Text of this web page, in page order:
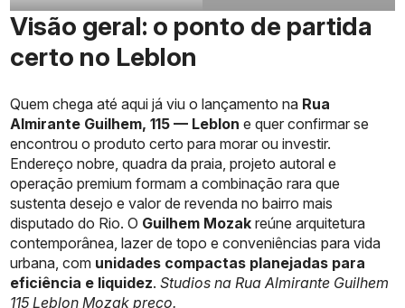
Visão geral: o ponto de partida
certo no Leblon
Quem chega até aqui já viu o lançamento na Rua
Almirante Guilhem, 115 — Leblon e quer confirmar se
encontrou o produto certo para morar ou investir.
Endereço nobre, quadra da praia, projeto autoral e
operação premium formam a combinação rara que
sustenta desejo e valor de revenda no bairro mais
disputado do Rio. O Guilhem Mozak reúne arquitetura
contemporânea, lazer de topo e conveniências para vida
urbana, com unidades compactas planejadas para
eficiência e liquidez.Studios na Rua Almirante Guilhem
115 Leblon Mozak preço.